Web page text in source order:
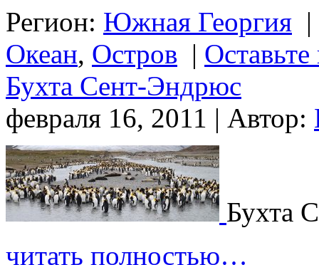
Регион: Южная Георгия |
Океан, Остров |
Бухта Сент-Эндрюс
февраля 16, 2011 | Автор:
Бухта
читать полностью…